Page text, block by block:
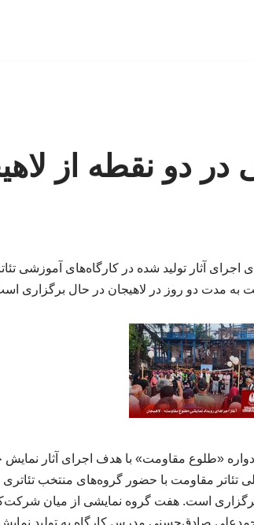
در دو نقطه از
آثار تولید شده در کارگاه‌های آموزشی
به مدت دو روز در لاهیجان در حال برگزاری
«طلوع مقاومت» با هدف اجرای آثار نمایش
در حال برگزاری است. هفت گروه نمایشی از میان
صادق‌حسنی مدرس کارگاه به تولید